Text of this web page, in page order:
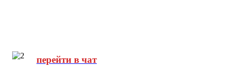
перейти в чат